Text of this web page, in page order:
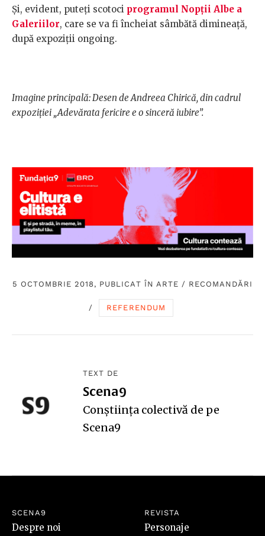
Şi, evident, puteţi scotoci programul Nopţii Albe a
Galeriilor, care se va fi încheiat sâmbătă dimineaţă,
după expoziţii ongoing.
Imagine principală: Desen de Andreea Chirică, din cadrul
expoziţiei „Adevărata fericire e o sinceră iubire”.
5 OCTOMBRIE 2018, PUBLICAT ÎN ARTE / RECOMANDĂRI
/ REFERENDUM
TEXT DE
Scena9
Conștiința colectivă de pe
Scena9
SCENA9
Despre noi
REVISTA
Personaje